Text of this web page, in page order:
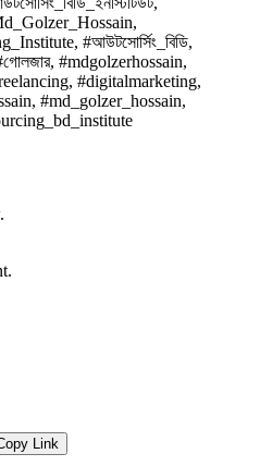
#আউটসোর্সিং_বিডি,
#mdgolzerhossain,
#digitalmarketing,
#md_golzer_hossain,
Link